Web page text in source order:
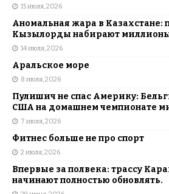
15 июля, 2026
Аномальная жара в Казахстане:
Кызылорды набирают
14 июля, 2026
Аральское море
8 июля, 2026
Пулишич не спас Америку:
США на домашнем чемпионате
7 июля, 2026
Фитнес больше не про спорт
2 июля, 2026
Впервые за полвека: трассу
начинают полностью обновлять.